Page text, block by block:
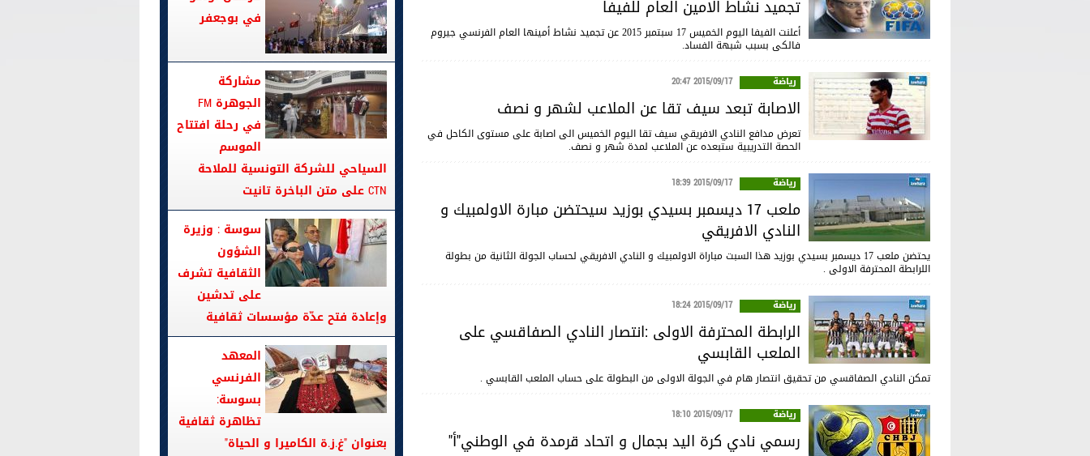
تجميد نشاط الامين العام للفيفا
أعلنت الفيفا اليوم الخميس 17 سبتمبر 2015 عن تجميد نشاط أمينها العام الفرنسي جيروم
فالكى بسبب شبهة الفساد.
رياضة 2015/09/17 20:47
الاصابة تبعد سيف تقا عن الملاعب لشهر و نصف
تعرض مدافع النادي الافريقي سيف تقا اليوم الخميس الى اصابة على مستوى الكاحل في
الحصة التدريبية ستبعده عن الملاعب لمدة شهر و نصف.
رياضة 2015/09/17 18:39
ملعب 17 ديسمبر بسيدي بوزيد سيحتضن مبارة الاولمبيك و
النادي الافريقي
يحتضن ملعب 17 ديسمبر بسيدي بوزيد هذا السبت مباراة الاولمبيك و النادي الافريقي لحساب الجولة الثانية من بطولة
اللرابطة المحترفة الاولى .
رياضة 2015/09/17 18:24
الرابطة المحترفة الاولى :انتصار النادي الصفاقسي على
الملعب القابسي
تمكن النادي الصفاقسي من تحقيق انتصار هام في الجولة الاولى من البطولة على حساب الملعب القابسي .
رياضة 2015/09/17 18:10
رسمي نادي كرة اليد بجمال و اتحاد قرمدة في الوطني"أ"
في بوجعفر
مشاركة
الجوهرة FM
في رحلة افتتاح
الموسم
السياحي للشركة التونسية للملاحة
CTN على متن الباخرة تانيت
سوسة : وزيرة
الشؤون
الثقافية تشرف
على تدشين
وإعادة فتح عدّة مؤسسات ثقافية
المعهد
الفرنسي
بسوسة:
تظاهرة ثقافية
بعنوان "غ.ز.ة الكاميرا و الحياة"